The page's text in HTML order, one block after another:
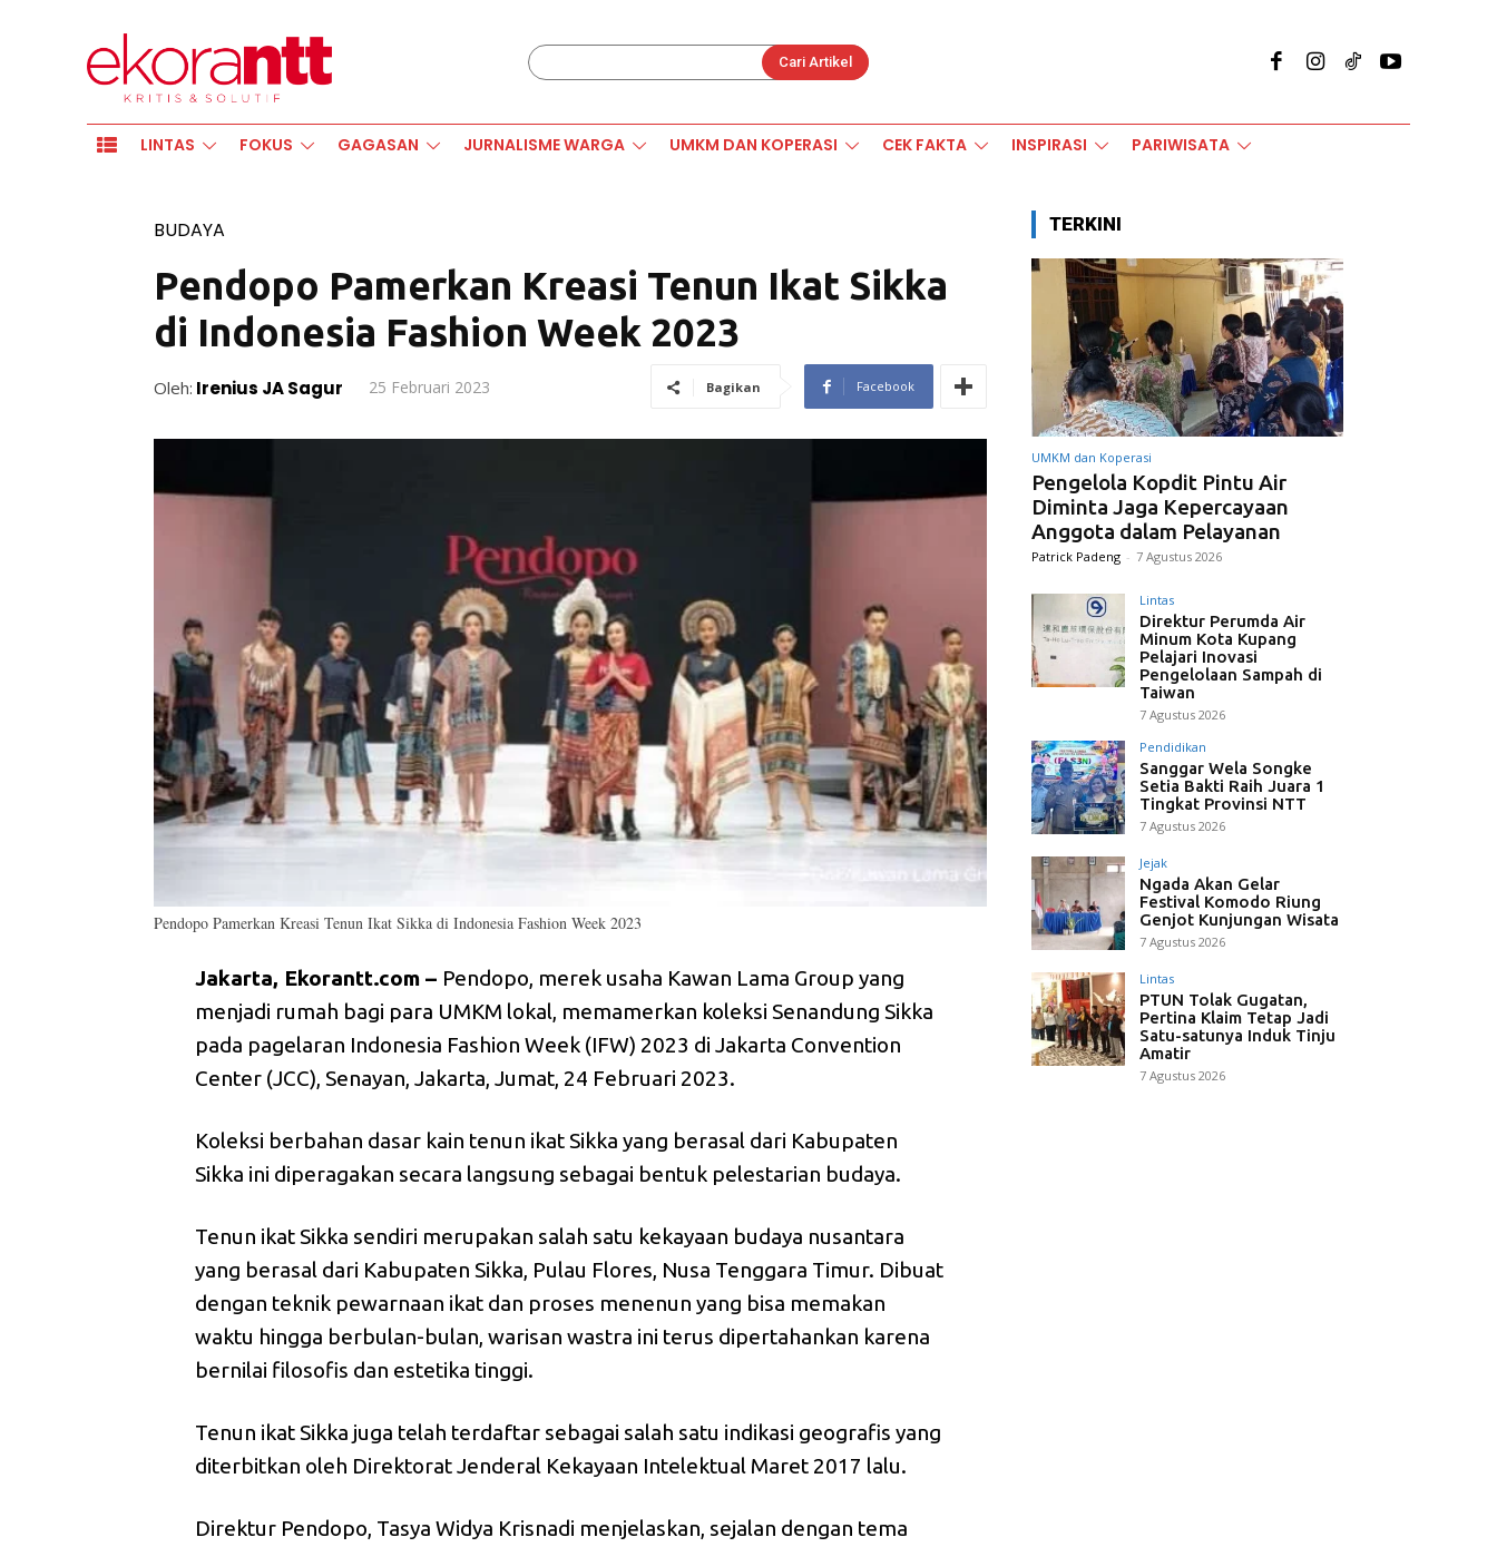
Cari Artikel
LINTAS FOKUS GAGASAN JURNALISME WARGA UMKM DAN KOPERASI CEK FAKTA INSPIRASI PARIWISATA
BUDAYA
Pendopo Pamerkan Kreasi Tenun Ikat Sikka
di Indonesia Fashion Week 2023
Oleh: Irenius JA Sagur 25 Februari 2023 Bagikan Facebook
Pendopo Pamerkan Kreasi Tenun Ikat Sikka di Indonesia Fashion Week 2023
Jakarta, Ekorantt.com – Pendopo, merek usaha Kawan Lama Group yang
menjadi rumah bagi para UMKM lokal, memamerkan koleksi Senandung Sikka
pada pagelaran Indonesia Fashion Week (IFW) 2023 di Jakarta Convention
Center (JCC), Senayan, Jakarta, Jumat, 24 Februari 2023.
Koleksi berbahan dasar kain tenun ikat Sikka yang berasal dari Kabupaten
Sikka ini diperagakan secara langsung sebagai bentuk pelestarian budaya.
Tenun ikat Sikka sendiri merupakan salah satu kekayaan budaya nusantara
yang berasal dari Kabupaten Sikka, Pulau Flores, Nusa Tenggara Timur. Dibuat
dengan teknik pewarnaan ikat dan proses menenun yang bisa memakan
waktu hingga berbulan-bulan, warisan wastra ini terus dipertahankan karena
bernilai filosofis dan estetika tinggi.
Tenun ikat Sikka juga telah terdaftar sebagai salah satu indikasi geografis yang
diterbitkan oleh Direktorat Jenderal Kekayaan Intelektual Maret 2017 lalu.
Direktur Pendopo, Tasya Widya Krisnadi menjelaskan, sejalan dengan tema
TERKINI
UMKM dan Koperasi
Pengelola Kopdit Pintu Air
Diminta Jaga Kepercayaan
Anggota dalam Pelayanan
Patrick Padeng - 7 Agustus 2026
Lintas
Direktur Perumda Air
Minum Kota Kupang
Pelajari Inovasi
Pengelolaan Sampah di
Taiwan
7 Agustus 2026
Pendidikan
Sanggar Wela Songke
Setia Bakti Raih Juara 1
Tingkat Provinsi NTT
7 Agustus 2026
Jejak
Ngada Akan Gelar
Festival Komodo Riung
Genjot Kunjungan Wisata
7 Agustus 2026
Lintas
PTUN Tolak Gugatan,
Pertina Klaim Tetap Jadi
Satu-satunya Induk Tinju
Amatir
7 Agustus 2026